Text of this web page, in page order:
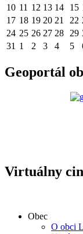
10 11 12 13 14 15
17 18 19 20 21 22
24 25 26 27 28 29
31 1 2 3 4 5
Geoportál
Virtuálny
Obec
O obci